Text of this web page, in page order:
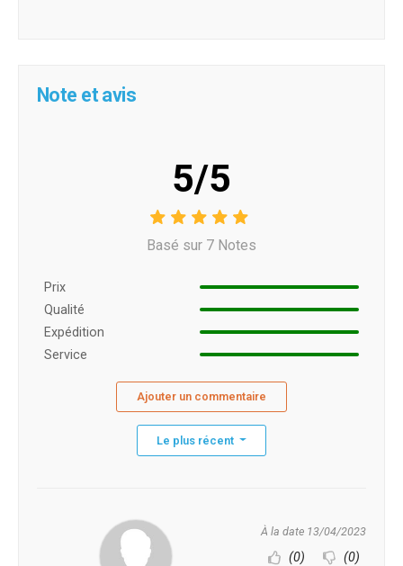
Note et avis
5/5
Basé sur 7 Notes
Prix ​​
Qualité
Expédition
Service
Ajouter un commentaire
Le plus récent
À la date 13/04/2023
(0) (0)